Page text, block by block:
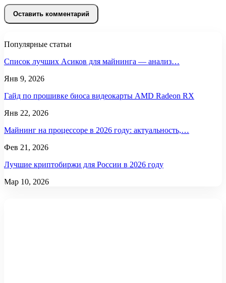
Популярные статьи
Список лучших Асиков для майнинга — анализ…
Янв 9, 2026
Гайд по прошивке биоса видеокарты AMD Radeon RX
Янв 22, 2026
Майнинг на процессоре в 2026 году: актуальность,…
Фев 21, 2026
Лучшие криптобиржи для России в 2026 году
Мар 10, 2026